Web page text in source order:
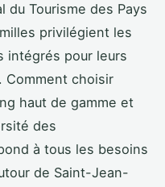
du Tourisme des Pays
privilégient les
intégrés pour leurs
. Comment choisir
haut de gamme et
des
à tous les besoins
de Saint-Jean-